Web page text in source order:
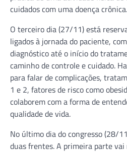
cuidados com uma doença crônica.
O terceiro dia (27/11) está
ligados à jornada do paciente,
diagnóstico até o início do
caminho de controle e cuidado.
para falar de complicações,
1 e 2, fatores de risco como
colaborem com a forma de
qualidade de vida.
No último dia do congresso (28/
duas frentes. A primeira parte